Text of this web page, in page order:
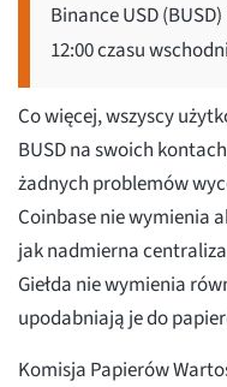
Binance USD
12:00 czasu
Co więcej, wszyscy
BUSD na swoich
żadnych problemów
Coinbase nie wymienia
jak nadmierna
Giełda nie wymienia
upodabniają je do
Komisja Papierów